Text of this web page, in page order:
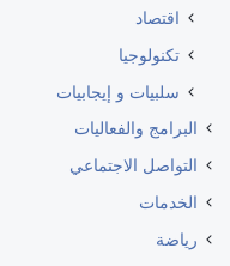
اقتصاد
تكنولوجيا
سلبيات و إيجابيات
البرامج والفعاليات
التواصل الاجتماعي
الخدمات
رياضة